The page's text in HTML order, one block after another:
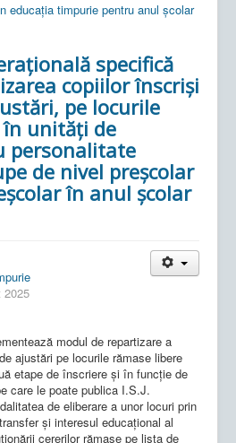
educația timpurie pentru anul școlar
specifică
copiilor înscriși
pe locurile
în unități de
personalitate
de nivel preșcolar
în anul școlar
2025
modul de repartizare a
ajustări pe locurile rămase libere
etape de înscriere și în funcție de
care le poate publica I.S.J.
de eliberare a unor locuri prin
și interesul educațional al
cererilor rămase pe lista de